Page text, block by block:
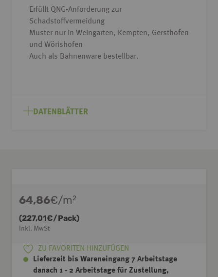
Erfüllt QNG-Anforderung zur
Schadstoffvermeidung
Muster nur in Weingarten, Kempten, Gersthofen
und Wörishofen
Auch als Bahnenware bestellbar.
DATENBLÄTTER
64,86€/m2
(227,01€/Pack)
inkl. MwSt
ZU FAVORITEN HINZUFÜGEN
Lieferzeit bis Wareneingang 7 Arbeitstage
danach 1 - 2 Arbeitstage für Zustellung,